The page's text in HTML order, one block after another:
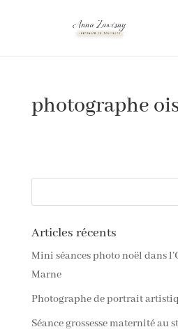
photographe
Articles récents
Mini séances photo noël dans
Marne
Photographe de portrait
Séance grossesse maternité